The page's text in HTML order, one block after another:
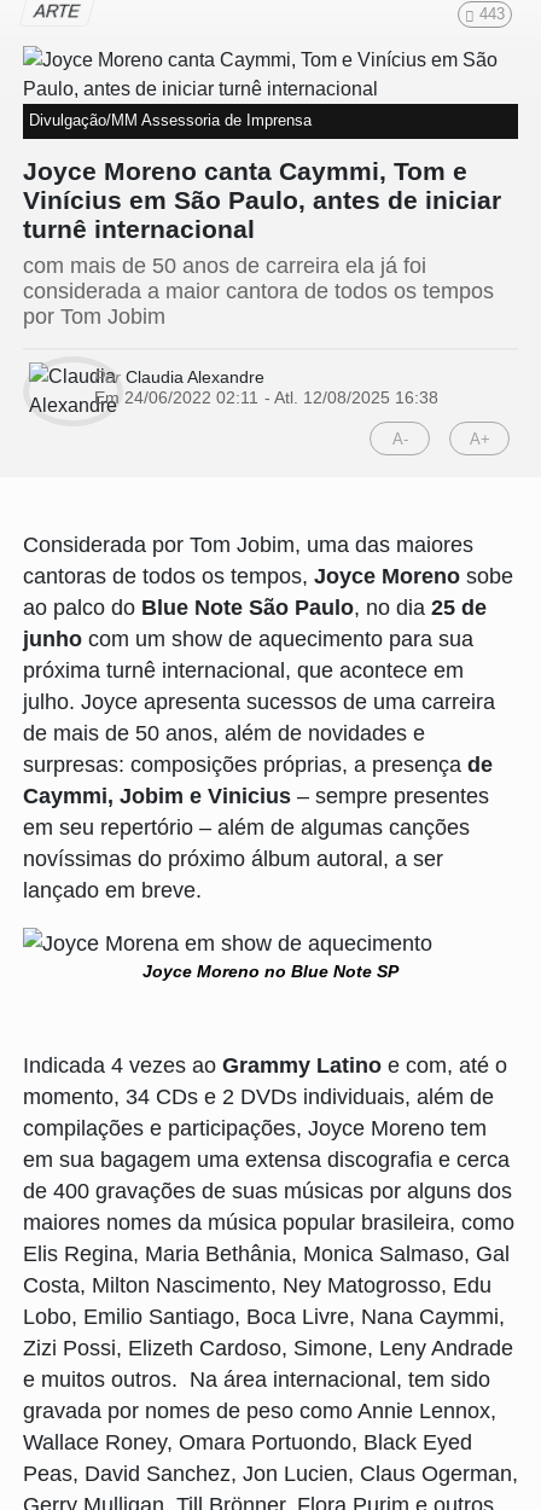
ARTE 443
Divulgação/MM Assessoria de Imprensa
Joyce Moreno canta Caymmi, Tom e
Vinícius em São Paulo, antes de iniciar
turnê internacional
com mais de 50 anos de carreira ela já foi
considerada a maior cantora de todos os tempos
por Tom Jobim
Por Claudia Alexandre
Em 24/06/2022 02:11 - Atl. 12/08/2025 16:38
A- A+
Considerada por Tom Jobim, uma das maiores
cantoras de todos os tempos, Joyce Moreno sobe
ao palco do Blue Note São Paulo, no dia 25 de
junho com um show de aquecimento para sua
próxima turnê internacional, que acontece em
julho. Joyce apresenta sucessos de uma carreira
de mais de 50 anos, além de novidades e
surpresas: composições próprias, a presença de
Caymmi, Jobim e Vinicius – sempre presentes
em seu repertório – além de algumas canções
novíssimas do próximo álbum autoral, a ser
lançado em breve.
Joyce Moreno no Blue Note SP
Indicada 4 vezes ao Grammy Latino e com, até o
momento, 34 CDs e 2 DVDs individuais, além de
compilações e participações, Joyce Moreno tem
em sua bagagem uma extensa discografia e cerca
de 400 gravações de suas músicas por alguns dos
maiores nomes da música popular brasileira, como
Elis Regina, Maria Bethânia, Monica Salmaso, Gal
Costa, Milton Nascimento, Ney Matogrosso, Edu
Lobo, Emilio Santiago, Boca Livre, Nana Caymmi,
Zizi Possi, Elizeth Cardoso, Simone, Leny Andrade
e muitos outros. Na área internacional, tem sido
gravada por nomes de peso como Annie Lennox,
Wallace Roney, Omara Portuondo, Black Eyed
Peas, David Sanchez, Jon Lucien, Claus Ogerman,